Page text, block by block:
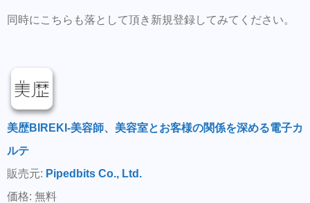
同時にこちらも落として頂き新規登録してみてください。
美歴BIREKI-美容師、美容室とお客様の関係を深める電子カ
ルテ
販売元: Pipedbits Co., Ltd.
価格: 無料